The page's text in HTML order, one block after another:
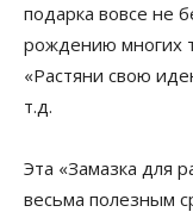
подарка вовсе не
рождению многих
«Растяни свою
т.д.
Эта «Замазка для
весьма полезным